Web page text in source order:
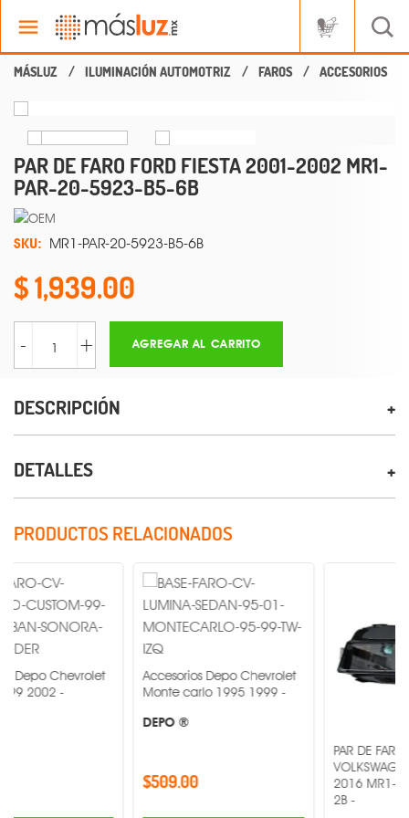
ILUMINACIÓN AUTOMOTRIZ FAROS ACCESORIOS
PAR DE FARO FORD FIESTA 2001-2002 MR1-
PAR-20-5923-B5-6B
SKU: MR1-PAR-20-5923-B5-6B
1,939.00
- + AGREGAR AL CARRITO
DESCRIPCIÓN
DETALLES
PRODUCTOS RELACIONADOS
Accesorios Depo Chevrolet
Monte carlo 1995 1999 -
PAR DE FARO DE NIEBLA
VOLKSWAGEN GOLF
2016 MR1-PAR-19-